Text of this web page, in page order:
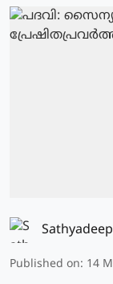
Published on: 14